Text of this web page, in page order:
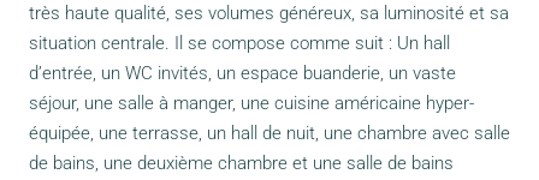
très haute qualité, ses volumes généreux, sa luminosité et sa
situation centrale. Il se compose comme suit : Un hall
d’entrée, un WC invités, un espace buanderie, un vaste
séjour, une salle à manger, une cuisine américaine hyper-
équipée, une terrasse, un hall de nuit, une chambre avec salle
de bains, une deuxième chambre et une salle de bains